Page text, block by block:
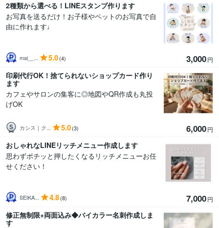
2種類から選べる！LINEスタンプ作ります
お写真を送るだけ！お子様やペットのお写真で自
由に作れます♩
mai__... 5.0(4) 3,000円
印刷代行OK！捨てられないショップカード作り
ます
カフェやサロンの集客に◎地図やQR作成も丸投
げOK
カシス｜ク... 5.0(3) 6,000円
おしゃれなLINEリッチメニュー作成します
思わずポチッと押したくなるリッチメニューお任
せください！
SEIKA... 4.8(8) 7,000円
修正無制限+両面込み◆バイカラー名刺作成しま
す